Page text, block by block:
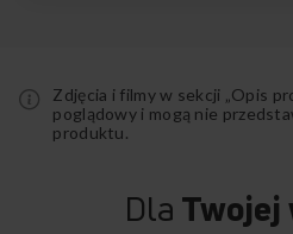
Zdjęcia i filmy w sekcji „Opis
poglądowy i mogą nie
produktu.
Dla Twojej